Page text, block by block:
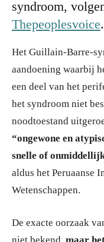
syndroom,
Thepeoplesvoice.
Het Guillain-Barre-
aandoening waarbij
een deel van het
het syndroom niet
noodtoestand
“ongewone en
snelle of
aldus het Peruaanse
Wetenschappen.
De exacte oorzaak